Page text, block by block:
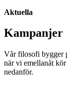
Aktuella
Kampanjer
Vår filosofi bygger
när vi emellanåt
nedanför.